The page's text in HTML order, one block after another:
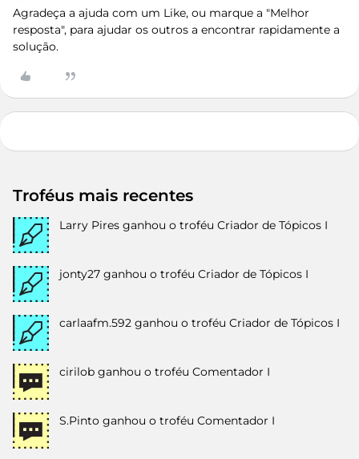
Agradeça a ajuda com um Like, ou marque a "Melhor
resposta", para ajudar os outros a encontrar rapidamente a
solução.
Troféus mais recentes
Larry Pires ganhou o troféu Criador de Tópicos I
jonty27 ganhou o troféu Criador de Tópicos I
carlaafm.592 ganhou o troféu Criador de Tópicos I
cirilob ganhou o troféu Comentador I
S.Pinto ganhou o troféu Comentador I